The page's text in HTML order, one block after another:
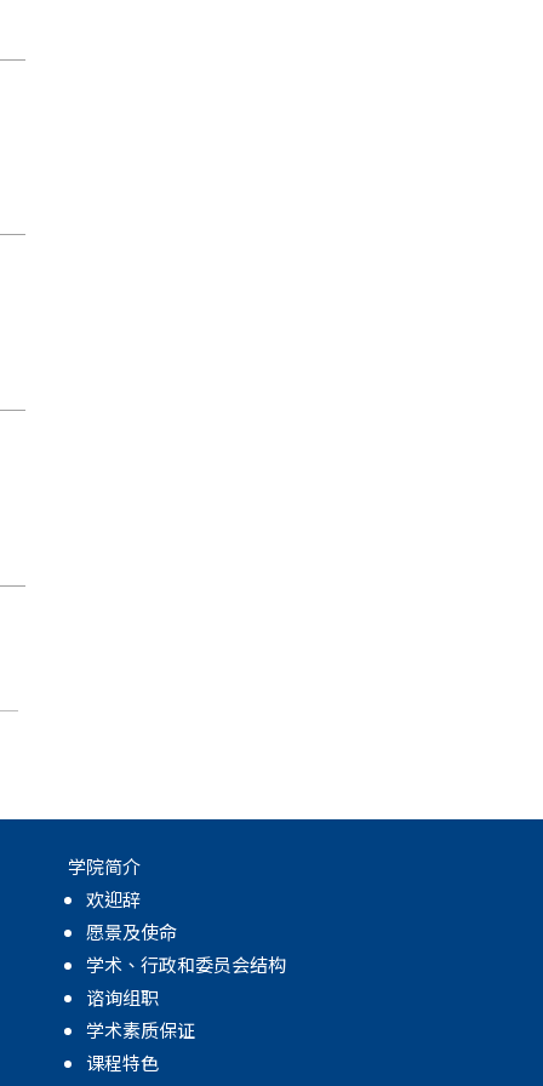
学院简介
欢迎辞
愿景及使命
学术、行政和委员会结构
谘询组职
学术素质保证
课程特色